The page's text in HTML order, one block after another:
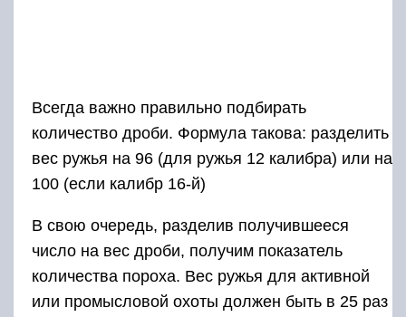
Всегда важно правильно подбирать
количество дроби. Формула такова: разделить
вес ружья на 96 (для ружья 12 калибра) или на
100 (если калибр 16-й)
В свою очередь, разделив получившееся
число на вес дроби, получим показатель
количества пороха. Вес ружья для активной
или промысловой охоты должен быть в 25 раз